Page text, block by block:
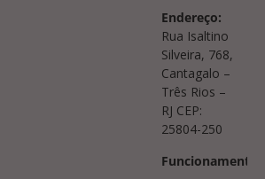
Endereço:
Rua Isaltino
Silveira, 768,
Cantagalo –
Três Rios –
RJ CEP:
25804-250
Funcionamento: